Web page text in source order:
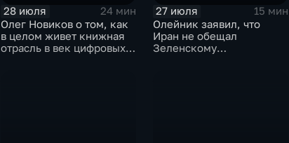
28 июля
24 мин
Олег Новиков о том, как
в целом живет книжная
отрасль в век цифровых
27 июля
15 мин
Олейник заявил, что
Иран не обещал
Зеленскому